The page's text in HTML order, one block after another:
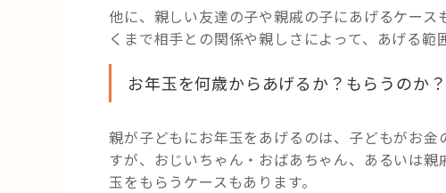
他に、親しい友達の子や親戚の子にあげるケー
くまで相手との関係や親しさによって、あげる範
お年玉を何歳からあげるか？もらうのか？
親が子どもにお年玉をあげるのは、子どもがお
すが、おじいちゃん・おばあちゃん、あるいは
玉をもらうケースもあります。